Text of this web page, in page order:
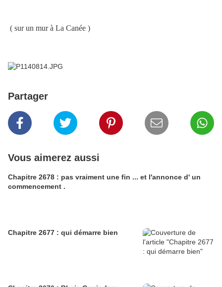
( sur un mur à La Canée )
Partager
Vous aimerez aussi
Chapitre 2678 : pas vraiment une fin ... et l'annonce d' un
commencement .
Chapitre 2677 : qui démarre bien